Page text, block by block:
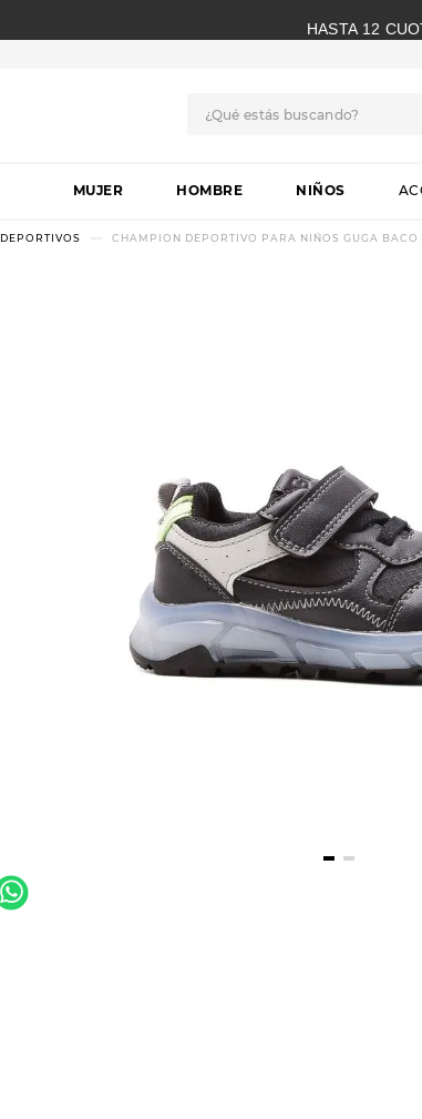
HASTA 12
MUJER HOMBRE NIÑOS
DEPORTIVOS CHAMPION DEPORTIVO PARA NIÑOS GUGA BACO
1.
botas
2.
skechers
slip-ins
botas dama